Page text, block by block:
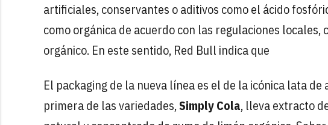
artificiales, conservantes o aditivos como el ácido
como orgánica de acuerdo con las regulaciones
orgánico. En este sentido, Red Bull indica que
El packaging de la nueva línea es el de la icónica lata
primera de las variedades,Simply Cola, lleva extracto